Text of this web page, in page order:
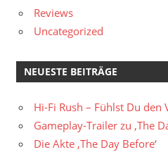
Reviews
Uncategorized
NEUESTE BEITRÄGE
Hi-Fi Rush – Fühlst Du den
Gameplay-Trailer zu ‚The
Die Akte ‚The Day Before‘